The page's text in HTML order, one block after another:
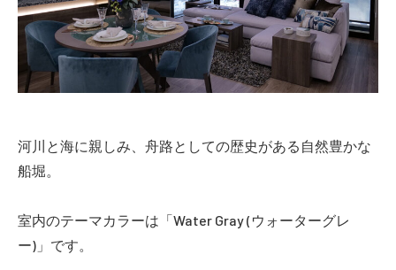
河川と海に親しみ、舟路としての歴史がある自然豊かな
船堀。
室内のテーマカラーは「Water Gray (ウォーターグレ
ー)」です。